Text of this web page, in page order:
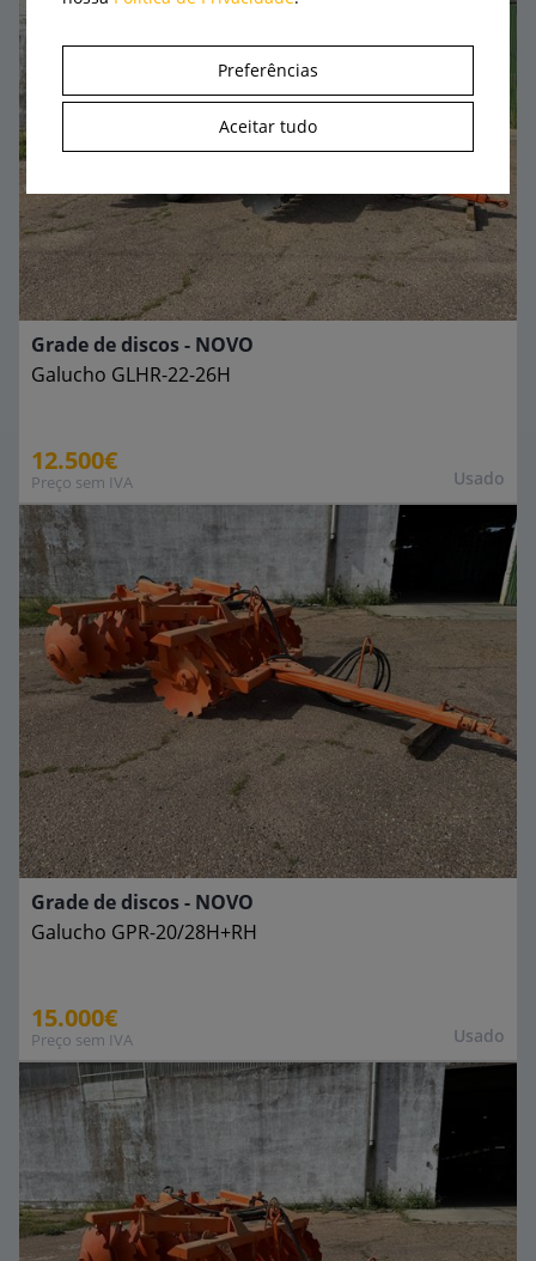
Usado
Grade de discos - NOVO
Galucho GLHR-22-26H
12.500€
Preço sem IVA
Usado
Grade de discos - NOVO
Galucho GPR-20/28H+RH
15.000€
Preço sem IVA
Preferências
Aceitar tudo